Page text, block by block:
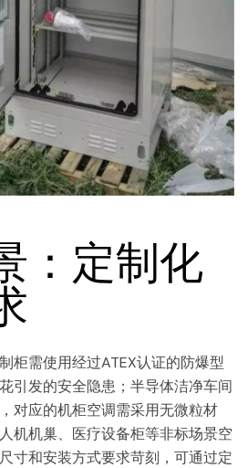
：定制化
柜需使用经过ATEX认证的防爆型
引发的安全隐患；半导体洁净车间
对应的机柜空调需采用无微粒材
机机巢、医疗设备柜等非标场景空
寸和安装方式要求苛刻，可通过定